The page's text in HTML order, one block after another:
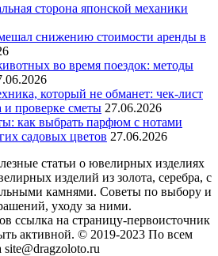
сторона японской механики
снижению стоимости аренды в
во время поездок: методы
который не обманет: чек-лист
и проверке сметы 27.06.2026
как выбрать парфюм с нотами
садовых цветов 27.06.2026
статьи о ювелирных изделиях
изделий из золота, серебра, с
камнями. Советы по выбору и
уходу за ними.
ссылка на страницу-первоисточник
активной. © 2019-2023 По всем